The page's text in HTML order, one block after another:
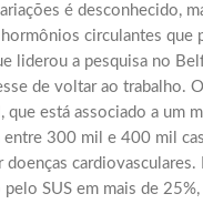
é desconhecido,
circulantes que
liderou a pesquisa no
de voltar ao trabalho.
está associado a um
300 mil e 400 mil
doenças
SUS em mais de